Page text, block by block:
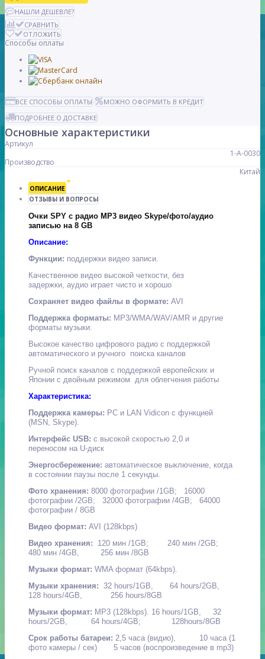
НАШЛИ ДЕШЕВЛЕ?
СРАВНИТЬ
ОТЛОЖИТЬ
Способы оплаты
ВСЕ СПОСОБЫ ОПЛАТЫ
МОЖНО ОФОРМИТЬ В КРЕДИТ
ПОДРОБНЕЕ О ДОСТАВКЕ
Основные характеристики
Артикул
1-А-0030
Производство
Китай
ОПИСАНИЕ
ОТЗЫВЫ И ВОПРОСЫ
Очки SPY с радио МР3 видео Skype/фото/аудио
записью на 8 GB
Описание:
Функции: поддержки видео записи.
Качественное видео высокой четкости, без
задержки, аудио играет чисто и хорошо
Сохраняет видео файлы в формате: AVI
Поддержка форматы: MP3/WMA/WAV/AMR и другие
форматы музыки.
Высокое качество цифрового радио с поддержкой
автоматического и ручного поиска каналов
Ручной поиск каналов с поддержкой европейских и
Японии с двойным режимом для облегчения работы
Характеристика:
Поддержка камеры: PC и LAN Vidicon с функцией
(MSN, Skype).
Интерфейс USB: с высокой скоростью 2,0 и
переносом на U-диск
Энергосбережение: автоматическое выключение, когда
в состоянии паузы после 1 секунды.
Фото хранения: 8000 фотографии /1GB; 16000
фотографии /2GB; 32000 фотографии /4GB; 64000
фотографии / 8GB
Видео формат: AVI (128kbps)
Видео хранения: 120 мин /1GB; 240 мин /2GB;
480 мин /4GB, 256 мин /8GB
Музыки формат: WMA формат (64kbps).
Музыки хранения: 32 hours/1GB, 64 hours/2GB,
128 hours/4GB, 256 hours/8GB
Музыки формат: MP3 (128kbps). 16 hours/1GB, 32
hours/2GB, 64 hours/4GB; 128hours/8GB
Срок работы батареи: 2,5 часа (видио), 10 часа (1
фото камеры / сек) 5 часов (воспроизведение в mp3)